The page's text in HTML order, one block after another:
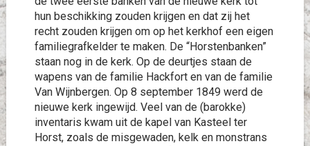
hun beschikking zouden krijgen en dat zij het
recht zouden krijgen om op het kerkhof een eigen
familiegrafkelder te maken. De “Horstenbanken”
staan nog in de kerk. Op de deurtjes staan de
wapens van de familie Hackfort en van de familie
Van Wijnbergen. Op 8 september 1849 werd de
nieuwe kerk ingewijd. Veel van de (barokke)
inventaris kwam uit de kapel van Kasteel ter
Horst, zoals de misgewaden, kelk en monstrans